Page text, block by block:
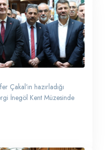
Çakal’ın hazırladığı
İnegöl Kent Müzesinde